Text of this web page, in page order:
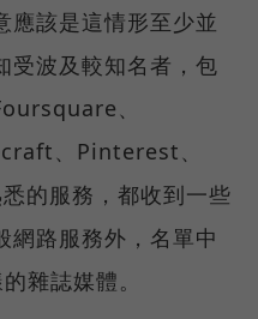
應該是這情形至少並
受波及較知名者，包
、
、Pinterest、
的服務，都收到一些
網路服務外，名單中
雜誌媒體。